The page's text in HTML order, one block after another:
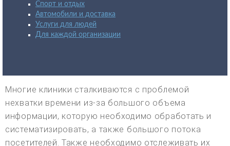
Спорт и отдых
Автомобили и доставка
Услуги для людей
Для каждой организации
Многие клиники сталкиваются с проблемой
нехватки времени из-за большого объема
информации, которую необходимо обработать и
систематизировать, а также большого потока
посетителей. Также необходимо отслеживать их